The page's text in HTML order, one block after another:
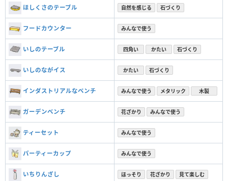
ほしくさのテーブル 自然を感じる 石づくり
フードカウンター みんなで使う
いしのテーブル 四角い かたい 石づくり
いしのながイス かたい 石づくり
インダストリアルなベンチ みんなで使う メタリック 木製
ガーデンベンチ 花ざかり みんなで使う
ティーセット みんなで使う
パーティーカップ みんなで使う
いちりんざし ほっそり 花ざかり 見て楽しむ